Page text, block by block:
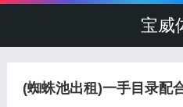
宝威
(蜘蛛池出租)一手目录配